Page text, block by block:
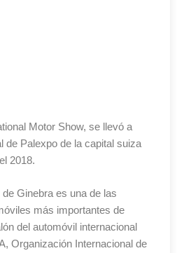
Motor Show, se llevó a
de Palexpo de la capital suiza
2018.
Ginebra es una de las
más importantes de
del automóvil internacional
Organización Internacional de